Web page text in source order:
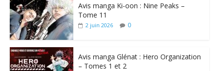
Avis manga Ki-oon : Nine Peaks –
Tome 11
2 juin 2026 0
Avis manga Glénat : Hero Organization
– Tomes 1 et 2